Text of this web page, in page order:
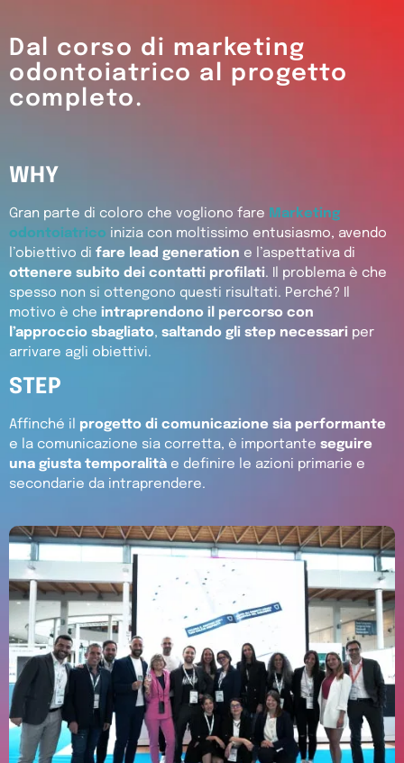
Dal corso di marketing
odontoiatrico al progetto
completo.
WHY
Gran parte di coloro che vogliono fare Marketing
odontoiatrico inizia con moltissimo entusiasmo, avendo
l’obiettivo di fare lead generation e l’aspettativa di
ottenere subito dei contatti profilati. Il problema è che
spesso non si ottengono questi risultati. Perché? Il
motivo è che intraprendono il percorso con
l’approccio sbagliato, saltando gli step necessari per
arrivare agli obiettivi.
STEP
Affinché il progetto di comunicazione sia performante
e la comunicazione sia corretta, è importante seguire
una giusta temporalità e definire le azioni primarie e
secondarie da intraprendere.